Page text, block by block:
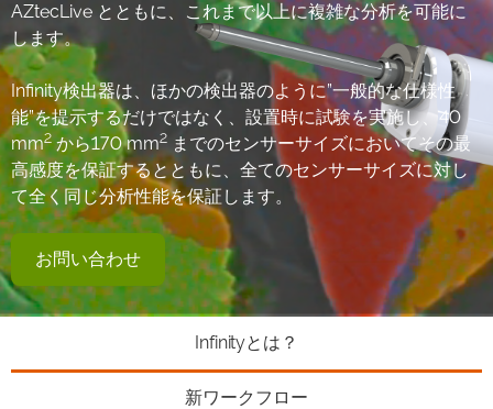
AZtecLive とともに、これまで以上に複雑な分析を可能に
します。
Infinity検出器は、ほかの検出器のように”一般的な仕様性
能”を提示するだけではなく、設置時に試験を実施し、40
mm2から170 mm2 までのセンサーサイズにおいてその最
高感度を保証するとともに、全てのセンサーサイズに対し
て全く同じ分析性能を保証します。
お問い合わせ
Infinityとは？
新ワークフロー